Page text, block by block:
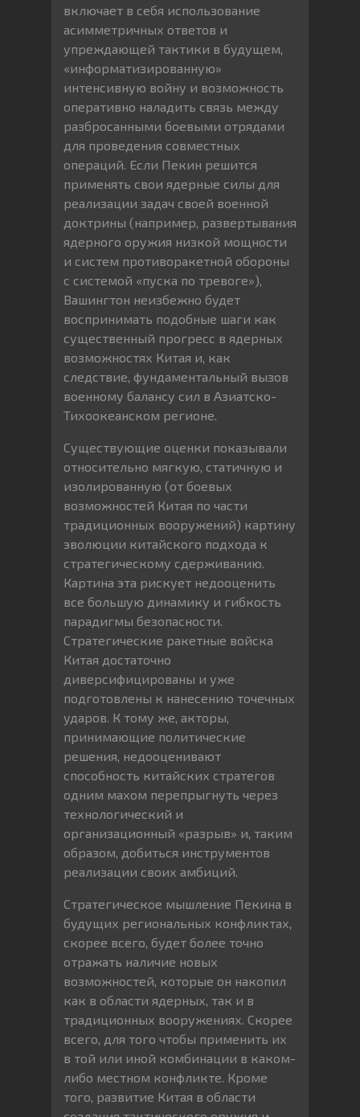
включает в себя использование
асимметричных ответов и
упреждающей тактики в будущем,
«информатизированную»
интенсивную войну и возможность
оперативно наладить связь между
разбросанными боевыми отрядами
для проведения совместных
операций. Если Пекин решится
применять свои ядерные силы для
реализации задач своей военной
доктрины (например, развертывания
ядерного оружия низкой мощности
и систем противоракетной обороны
с системой «пуска по тревоге»),
Вашингтон неизбежно будет
воспринимать подобные шаги как
существенный прогресс в ядерных
возможностях Китая и, как
следствие, фундаментальный вызов
военному балансу сил в Азиатско-
Тихоокеанском регионе.
Существующие оценки показывали
относительно мягкую, статичную и
изолированную (от боевых
возможностей Китая по части
традиционных вооружений) картину
эволюции китайского подхода к
стратегическому сдерживанию.
Картина эта рискует недооценить
все большую динамику и гибкость
парадигмы безопасности.
Стратегические ракетные войска
Китая достаточно
диверсифицированы и уже
подготовлены к нанесению точечных
ударов. К тому же, акторы,
принимающие политические
решения, недооценивают
способность китайских стратегов
одним махом перепрыгнуть через
технологический и
организационный «разрыв» и, таким
образом, добиться инструментов
реализации своих амбиций.
Стратегическое мышление Пекина в
будущих региональных конфликтах,
скорее всего, будет более точно
отражать наличие новых
возможностей, которые он накопил
как в области ядерных, так и в
традиционных вооружениях. Скорее
всего, для того чтобы применить их
в той или иной комбинации в каком-
либо местном конфликте. Кроме
того, развитие Китая в области